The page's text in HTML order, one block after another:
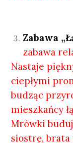
Zabawa
zabawa
Nastaje
ciepłymi
budząc
mieszkańcy
Mrówki
siostrę,